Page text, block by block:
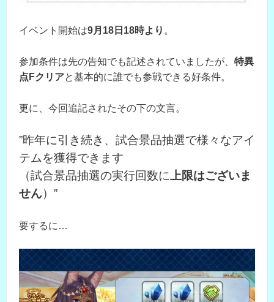
イベント開始は9月18日18時より 。
参加条件は先の告知でも記述されていましたが、 特異
点Fクリアと基本的に誰でも参戦できる好条件。
更に、今回追記されたその下の文言。
”昨年に引き続き、試合景品抽選で様々なアイ
テムを獲得できます
（試合景品抽選の実行回数に 上限はございま
せん）”
要するに…